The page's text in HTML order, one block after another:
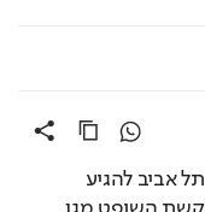
אביב להגיע